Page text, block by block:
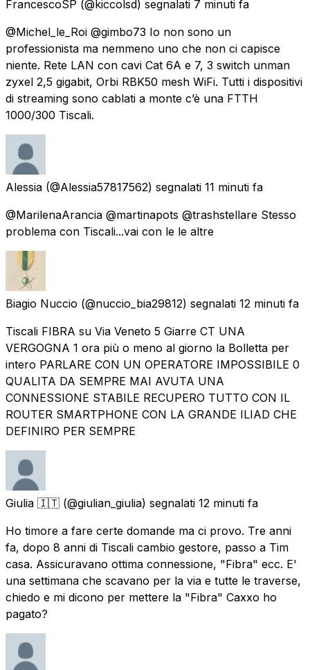
FrancescoSP (@kiccolsd) segnalati 7 minuti fa
@Michel_le_Roi @gimbo73 Io non sono un
professionista ma nemmeno uno che non ci capisce
niente. Rete LAN con cavi Cat 6A e 7, 3 switch unman
zyxel 2,5 gigabit, Orbi RBK50 mesh WiFi. Tutti i dispositivi
di streaming sono cablati a monte c’è una FTTH
1000/300 Tiscali.
Alessia (@Alessia57817562) segnalati 11 minuti fa
@MarilenaArancia @martinapots @trashstellare Stesso
problema con Tiscali...vai con le le altre
Biagio Nuccio (@nuccio_bia29812) segnalati 12 minuti fa
Tiscali FIBRA su Via Veneto 5 Giarre CT UNA
VERGOGNA 1 ora più o meno al giorno la Bolletta per
intero PARLARE CON UN OPERATORE IMPOSSIBILE 0
QUALITA DA SEMPRE MAI AVUTA UNA
CONNESSIONE STABILE RECUPERO TUTTO CON IL
ROUTER SMARTPHONE CON LA GRANDE ILIAD CHE
DEFINIRO PER SEMPRE
Giulia 🇮🇹 (@giulian_giulia) segnalati 12 minuti fa
Ho timore a fare certe domande ma ci provo. Tre anni
fa, dopo 8 anni di Tiscali cambio gestore, passo a Tim
casa. Assicuravano ottima connessione, "Fibra" ecc. E'
una settimana che scavano per la via e tutte le traverse,
chiedo e mi dicono per mettere la "Fibra" Caxxo ho
pagato?